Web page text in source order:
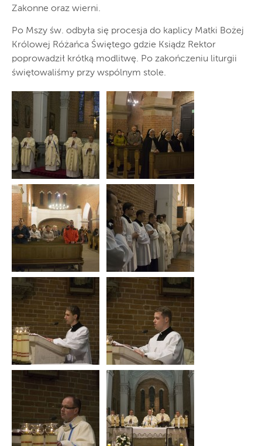
Zakonne oraz wierni.
Po Mszy św. odbyła się procesja do kaplicy Matki Bożej
Królowej Różańca Świętego gdzie Ksiądz Rektor
poprowadził krótką modlitwę. Po zakończeniu liturgii
świętowaliśmy przy wspólnym stole.